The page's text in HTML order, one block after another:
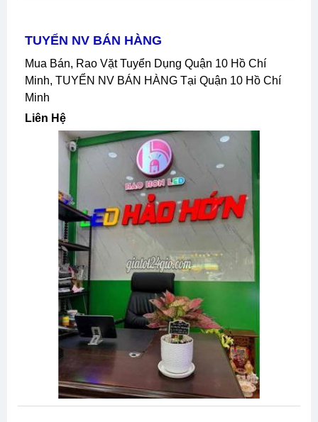
TUYỂN NV BÁN HÀNG
Mua Bán, Rao Vặt Tuyển Dụng Quận 10 Hồ Chí
Minh, TUYỂN NV BÁN HÀNG Tại Quận 10 Hồ Chí
Minh
Liên Hệ